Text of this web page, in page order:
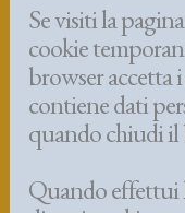
Se visiti la
cookie
browser accetta
contiene dati
quando chiudi il
Quando effettui